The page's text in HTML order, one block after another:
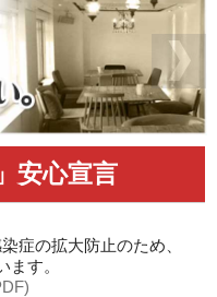
安心宣言
症の拡大防止のため、
ます。